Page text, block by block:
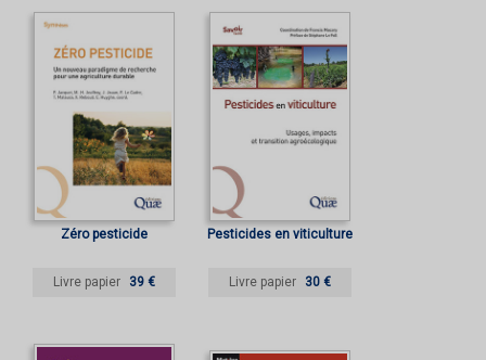
Zéro pesticide
Livre papier 39 €
Pesticides en viticulture
Livre papier 30 €